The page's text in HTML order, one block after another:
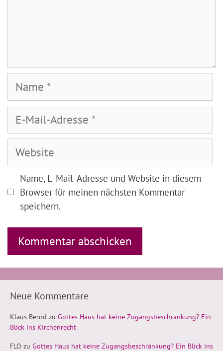
Mail-
Adresse
Name, E-Mail-Adresse und Website in diesem
Browser für meinen nächsten Kommentar
speichern.
Neue Kommentare
Klaus Bernd zu Gottes Haus hat keine Zugangsbeschränkung? Ein
Blick ins Kirchenrecht
FLO zu Gottes Haus hat keine Zugangsbeschränkung? Ein Blick ins